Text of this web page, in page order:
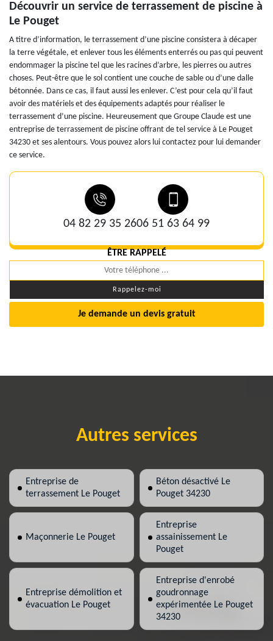
Découvrir un service de terrassement de piscine à
Le Pouget
A titre d’information, le terrassement d’une piscine consistera à décaper
la terre végétale, et enlever tous les éléments enterrés ou pas qui peuvent
endommager la piscine tel que les racines d’arbre, les pierres ou autres
choses. Peut-être que le sol contient une couche de sable ou d’une dalle
bétonnée. Dans ce cas, il faut aussi les enlever. C’est pour cela qu’il faut
avoir des matériels et des équipements adaptés pour réaliser le
terrassement d’une piscine. Heureusement que Groupe Claude est une
entreprise de terrassement de piscine offrant de tel service à Le Pouget
34230 et ses alentours. Vous pouvez alors lui contactez pour lui demander
ce service.
04 82 29 35 2606 51 63 64 99
ÊTRE RAPPELÉ
Je demande un devis gratuit
Autres services
Entreprise de
terrassement Le Pouget
Béton désactivé Le
Pouget 34230
Maçonnerie Le Pouget
Entreprise
assainissement Le
Pouget
Entreprise démolition et
évacuation Le Pouget
Entreprise d'enrobé
goudronnage
expérimentée Le Pouget
34230